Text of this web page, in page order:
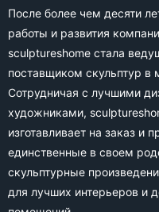
После более чем десяти
работы и развития
sculptureshome стала
поставщиком скульптур в
Сотрудничая с лучшими
художниками,
изготавливает на заказ и
единственные в своем
скульптурные
для лучших интерьеров и